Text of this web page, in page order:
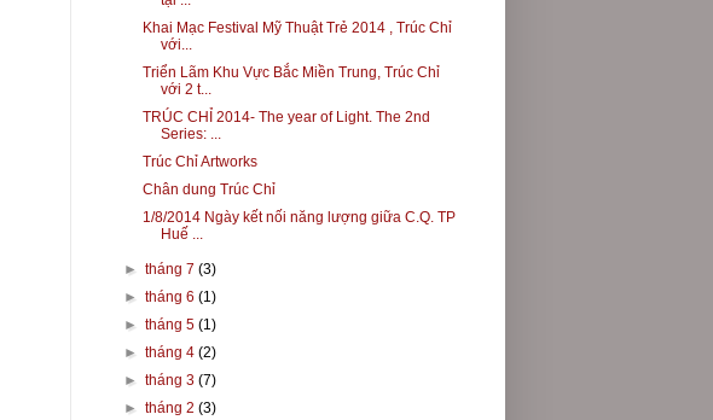
Khai Mạc Festival Mỹ Thuật Trẻ 2014 , Trúc Chỉ
với...
Triển Lãm Khu Vực Bắc Miền Trung, Trúc Chỉ
với 2 t...
TRÚC CHỈ 2014- The year of Light. The 2nd
Series: ...
Trúc Chỉ Artworks
Chân dung Trúc Chỉ
1/8/2014 Ngày kết nối năng lượng giữa C.Q. TP
Huế ...
►tháng 7(3)
►tháng 6(1)
►tháng 5(1)
►tháng 4(2)
►tháng 3(7)
►tháng 2(3)